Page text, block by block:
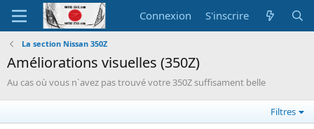
Connexion S'inscrire
La section Nissan 350Z
Améliorations visuelles (350Z)
Au cas où vous n`avez pas trouvé votre 350Z suffisament belle
Filtres